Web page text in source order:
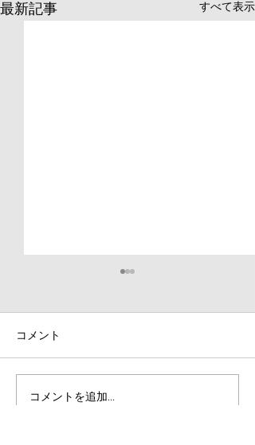
最新記事 すべて表示
埼玉瑛太選手がテレビ番
コメント
コメントを追加…